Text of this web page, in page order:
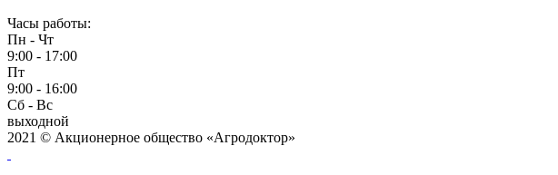
Часы работы:
Пн - Чт
9:00 - 17:00
Пт
9:00 - 16:00
Сб - Вс
выходной
2021 © Акционерное общество «Агродоктор»